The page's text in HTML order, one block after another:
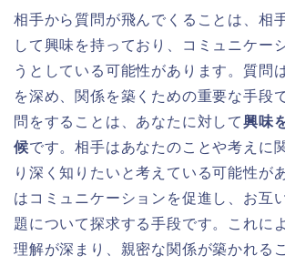
相手から質問が飛んでくることは、相
して興味を持っており、コミュニケー
うとしている可能性があります。質問
を深め、関係を築くための重要な手段
問をすることは、あなたに対して興味
候です。相手はあなたのことや考えに
り深く知りたいと考えている可能性が
はコミュニケーションを促進し、お互
題について探求する手段です。これに
理解が深まり、親密な関係が築かれる